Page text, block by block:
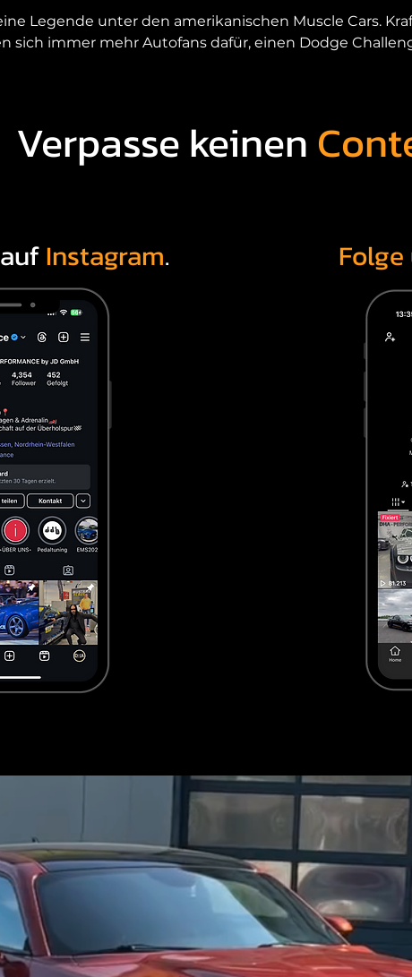
Legende unter den amerikanischen Muscle Cars.
sich immer mehr Autofans dafür, einen Dodge
in Deutschland beraten wir Sie ehrlich, transparent
oder der Nähe suchen.
V8, SRT, Demon)
in Deutschland
Gebrauchte
extrem sportlich
kaufen möchte, entscheidet sich bewusst für
– legal, geprüft & fahrbereit
Deutschland zu fahren ist problemlos möglich – wenn
Dodge Autohaus übernehmen wir für Sie:
Nähe
Auto sicher und stressfrei zugelassen.
– starke Leistung zum besseren Preis
ist für viele Käufer die beste Wahl. Unsere Dodge
Verpasse keinen
Instagram. Folge